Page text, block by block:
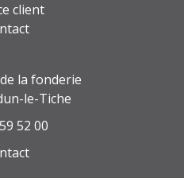
client
la fonderie
le-Tiche
52 00